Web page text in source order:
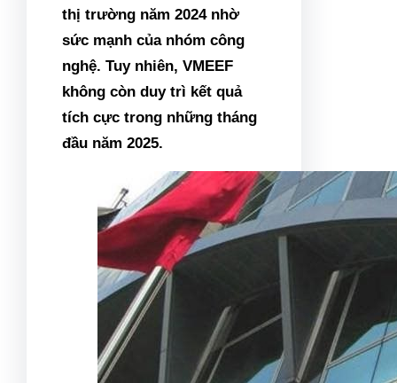
thị trường năm 2024 nhờ
sức mạnh của nhóm công
nghệ. Tuy nhiên, VMEEF
không còn duy trì kết quả
tích cực trong những tháng
đầu năm 2025.